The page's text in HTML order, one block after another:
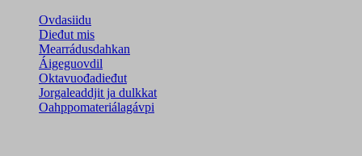
Ovdasiidu
Dieđut mis
Mearrádusdahkan
Áigeguovdil
Oktavuođadieđut
Jorgaleaddjit ja dulkkat
Oahppomateriálagávpi